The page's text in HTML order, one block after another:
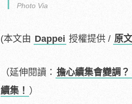
Photo Via
(本文由 Dappei 授權提供 / 原
（延伸閱讀： 擔心續集會變調
續集！ ）